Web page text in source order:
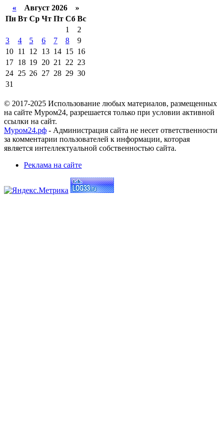
« Август 2026 »
Пн Вт Ср Чт Пт Сб Вс
1
2
3
4 5 6 7 8
9
10 11 12 13 14 15 16
17 18 19 20 21 22 23
24 25 26 27 28 29 30
31
© 2017-2025 Использование любых материалов, размещенных
на сайте Муром24, разрешается только при условии активной
ссылки на сайт.
Муром24.рф - Администрация сайта не несет ответственности
за комментарии пользователей к информации, которая
является интеллектуальной собственностью сайта.
Реклама на сайте